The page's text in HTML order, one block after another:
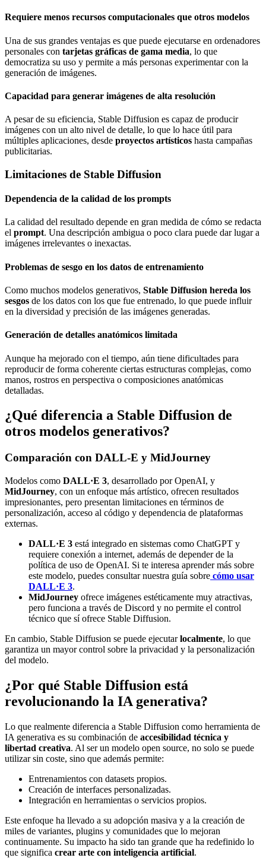
Requiere menos recursos computacionales que otros modelos
Una de sus grandes ventajas es que puede ejecutarse en ordenadores
personales con tarjetas gráficas de gama media, lo que
democratiza su uso y permite a más personas experimentar con la
generación de imágenes.
Capacidad para generar imágenes de alta resolución
A pesar de su eficiencia, Stable Diffusion es capaz de producir
imágenes con un alto nivel de detalle, lo que lo hace útil para
múltiples aplicaciones, desde proyectos artísticos hasta campañas
publicitarias.
Limitaciones de Stable Diffusion
Dependencia de la calidad de los prompts
La calidad del resultado depende en gran medida de cómo se redacta
el prompt. Una descripción ambigua o poco clara puede dar lugar a
imágenes irrelevantes o inexactas.
Problemas de sesgo en los datos de entrenamiento
Como muchos modelos generativos, Stable Diffusion hereda los
sesgos de los datos con los que fue entrenado, lo que puede influir
en la diversidad y precisión de las imágenes generadas.
Generación de detalles anatómicos limitada
Aunque ha mejorado con el tiempo, aún tiene dificultades para
reproducir de forma coherente ciertas estructuras complejas, como
manos, rostros en perspectiva o composiciones anatómicas
detalladas.
¿Qué diferencia a Stable Diffusion de
otros modelos generativos?
Comparación con DALL-E y MidJourney
Modelos como DALL·E 3, desarrollado por OpenAI, y
MidJourney, con un enfoque más artístico, ofrecen resultados
impresionantes, pero presentan limitaciones en términos de
personalización, acceso al código y dependencia de plataformas
externas.
DALL·E 3 está integrado en sistemas como ChatGPT y
requiere conexión a internet, además de depender de la
política de uso de OpenAI. Si te interesa aprender más sobre
este modelo, puedes consultar nuestra guía sobre cómo usar
DALL·E 3.
MidJourney ofrece imágenes estéticamente muy atractivas,
pero funciona a través de Discord y no permite el control
técnico que sí ofrece Stable Diffusion.
En cambio, Stable Diffusion se puede ejecutarlocalmente, lo que
garantiza un mayor control sobre la privacidad y la personalización
del modelo.
¿Por qué Stable Diffusion está
revolucionando la IA generativa?
Lo que realmente diferencia a Stable Diffusion como herramienta de
IA generativa es su combinación de accesibilidad técnica y
libertad creativa. Al ser un modelo open source, no solo se puede
utilizar sin coste, sino que además permite:
Entrenamientos con datasets propios.
Creación de interfaces personalizadas.
Integración en herramientas o servicios propios.
Este enfoque ha llevado a su adopción masiva y a la creación de
miles de variantes, plugins y comunidades que lo mejoran
continuamente. Su impacto ha sido tan grande que ha redefinido lo
que significa crear arte con inteligencia artificial.